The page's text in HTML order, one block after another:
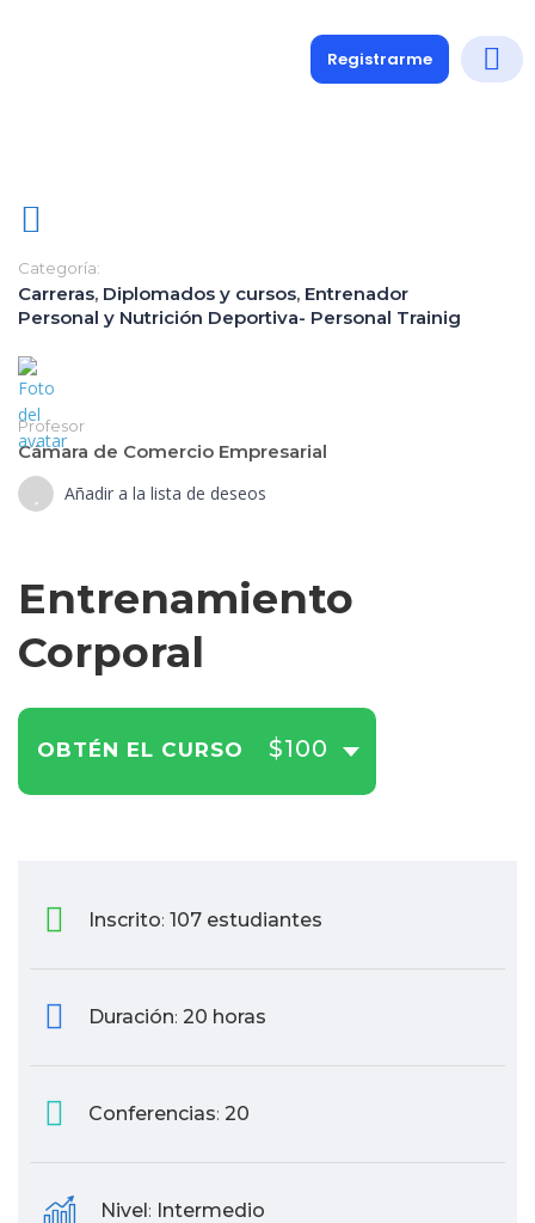
Registrarme
Categoría:
Carreras, Diplomados y cursos, Entrenador
Personal y Nutrición Deportiva- Personal Trainig
Profesor
Cámara de Comercio Empresarial
Añadir a la lista de deseos
Entrenamiento
Corporal
OBTÉN EL CURSO $100
Inscrito: 107 estudiantes
Duración: 20 horas
Conferencias: 20
Nivel: Intermedio